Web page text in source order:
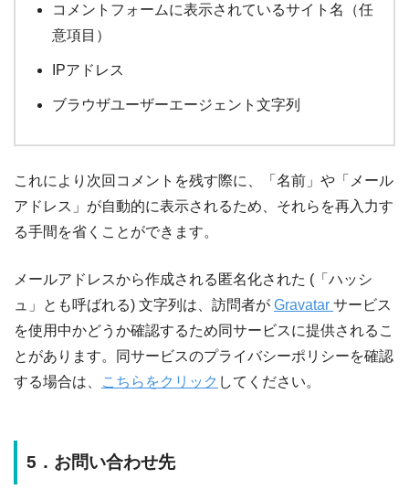
コメントフォームに表示されているサイト名（任
意項目）
IPアドレス
ブラウザユーザーエージェント文字列
これにより次回コメントを残す際に、「名前」や「メール
アドレス」が自動的に表示されるため、それらを再入力す
る手間を省くことができます。
メールアドレスから作成される匿名化された (「ハッシ
ュ」とも呼ばれる) 文字列は、訪問者が Gravatar サービス
を使用中かどうか確認するため同サービスに提供されるこ
とがあります。同サービスのプライバシーポリシーを確認
する場合は、
こちらをクリック してください。
5．お問い合わせ先